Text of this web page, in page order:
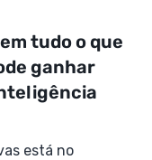
tudo o que
ganhar
está no